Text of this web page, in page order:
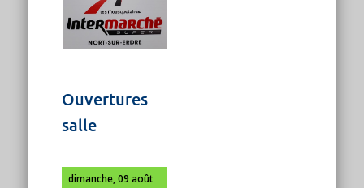
Ouvertures
salle
dimanche, 09 août